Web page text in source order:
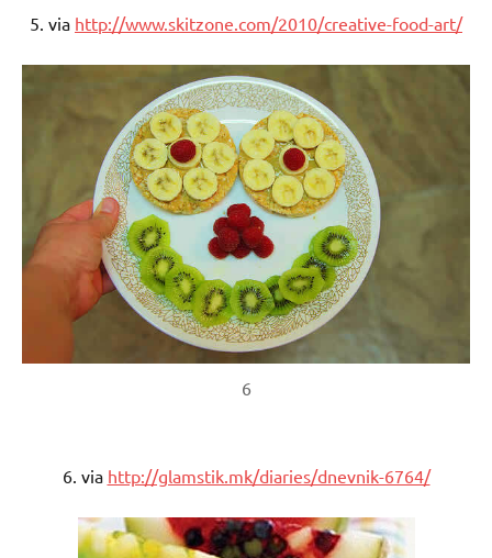
5. via http://www.skitzone.com/2010/creative-food-art/
6
6. via http://glamstik.mk/diaries/dnevnik-6764/